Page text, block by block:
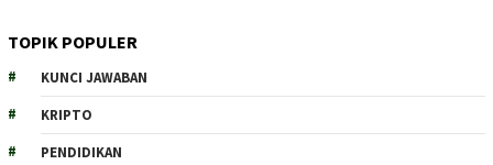
TOPIK POPULER
KUNCI JAWABAN
KRIPTO
PENDIDIKAN